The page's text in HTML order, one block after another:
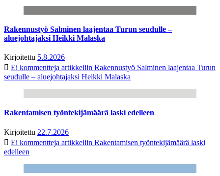
Rakennustyö Salminen laajentaa Turun seudulle –
aluejohtajaksi Heikki Malaska
Kirjoitettu 5.8.2026
Ei kommentteja artikkeliin Rakennustyö Salminen laajentaa Turun
seudulle – aluejohtajaksi Heikki Malaska
Rakentamisen työntekijämäärä laski edelleen
Kirjoitettu 22.7.2026
Ei kommentteja artikkeliin Rakentamisen työntekijämäärä laski
edelleen